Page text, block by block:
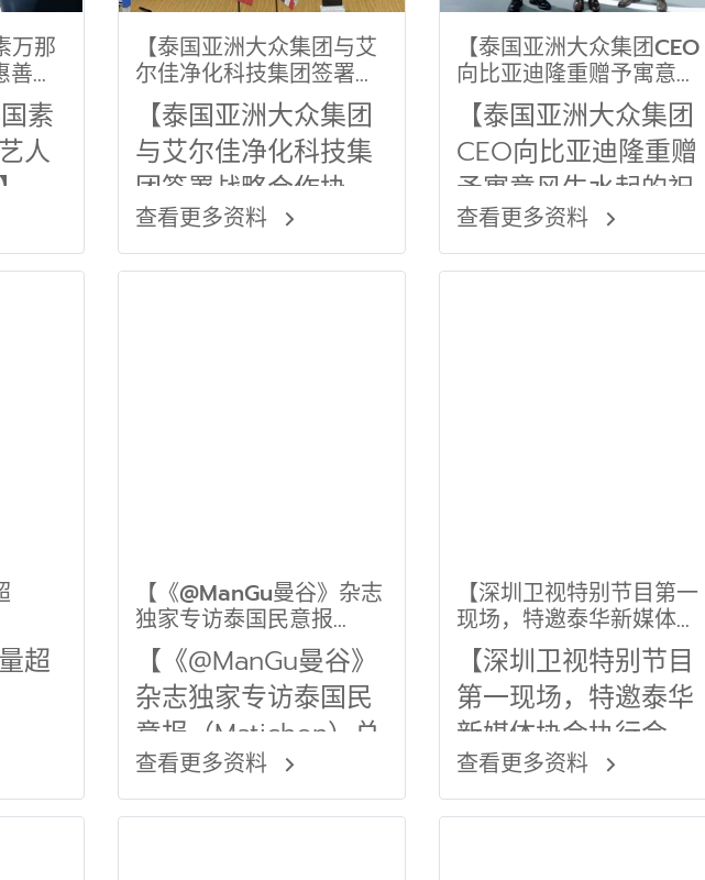
万那
、
素
人
【泰国亚洲大众集团与艾
尔佳净化科技集团签署战
略合作协议】
【泰国亚洲大众集团
与艾尔佳净化科技集
团签署战略合作协
议】
查看更多资料
【泰国亚洲大众集团CEO
向比亚迪隆重赠予寓意风
生水起的祝福牌匾】
【泰国亚洲大众集团
CEO向比亚迪隆重赠
予寓意风生水起的祝
福牌匾】
查看更多资料
超
【《@ManGu曼谷》杂志
独家专访泰国民意报
（Matichon）总经理
Prap Boonpan】
【《@ManGu曼谷》
杂志独家专访泰国民
意报（Matichon）总
经理Prap
Boonpan】
查看更多资料
【深圳卫视特别节目第一
现场，特邀泰华新媒体协
会执行会长、泰国头条新
闻社长郭蕊 ，现场进行新
闻点评 】
【深圳卫视特别节目
第一现场，特邀泰华
新媒体协会执行会
长、泰国头条新闻社
长郭蕊 ，现场进行新
查看更多资料